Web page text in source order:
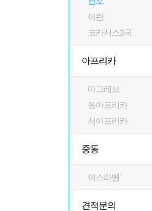
이란
코카서스3국
아프리카
마그레브
동아프리카
서아프리카
중동
이스라엘
견적문의